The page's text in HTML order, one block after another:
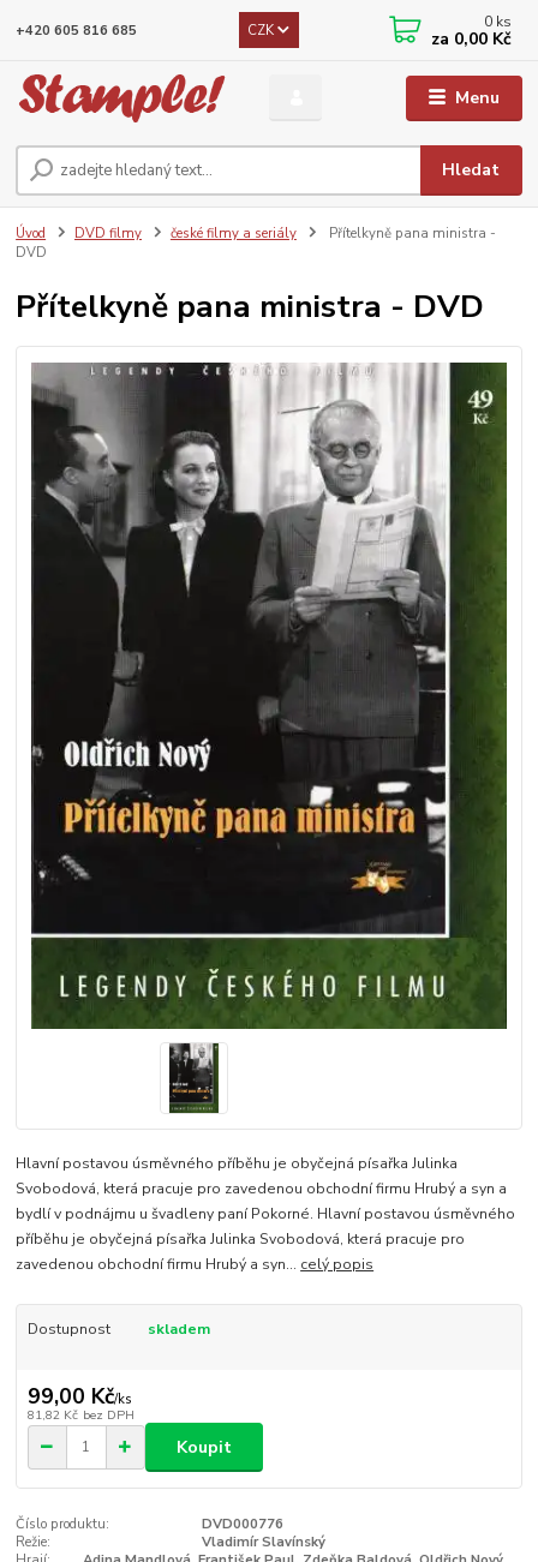
Menu
CZK
Hledat
+420 605 816 685 0 ks
za 0,00 Kč
Úvod DVD filmy české filmy a seriály
Přítelkyně pana ministra -
DVD
Přítelkyně pana ministra - DVD
Hlavní postavou úsměvného příběhu je obyčejná písařka Julinka
Svobodová, která pracuje pro zavedenou obchodní firmu Hrubý a syn a
bydlí v podnájmu u švadleny paní Pokorné. Hlavní postavou úsměvného
příběhu je obyčejná písařka Julinka Svobodová, která pracuje pro
zavedenou obchodní firmu Hrubý a syn... celý popis
Dostupnost skladem
99,00 Kč/ks
81,82 Kč bez DPH
Koupit
Číslo produktu:
DVD000776
Režie:
Vladimír Slavínský